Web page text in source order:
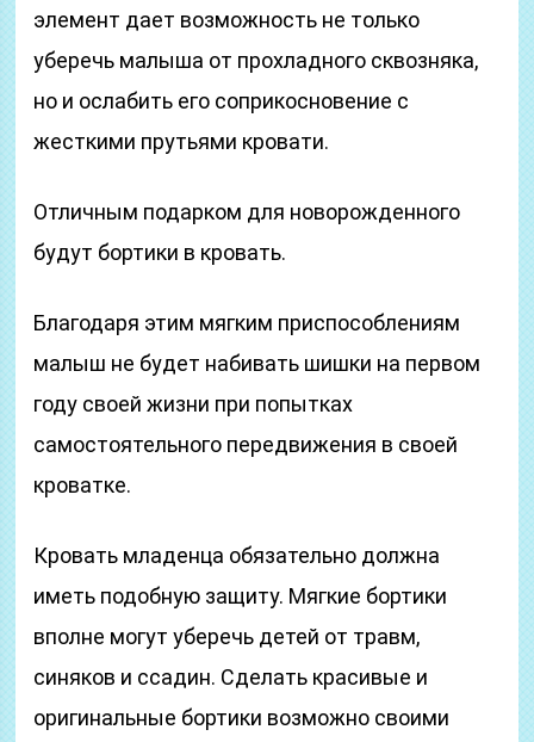
элемент дает возможность не только
уберечь малыша от прохладного сквозняка,
но и ослабить его соприкосновение с
жесткими прутьями кровати.
Отличным подарком для новорожденного
будут бортики в кровать.
Благодаря этим мягким приспособлениям
малыш не будет набивать шишки на первом
году своей жизни при попытках
самостоятельного передвижения в своей
кроватке.
Кровать младенца обязательно должна
иметь подобную защиту. Мягкие бортики
вполне могут уберечь детей от травм,
синяков и ссадин. Сделать красивые и
оригинальные бортики возможно своими